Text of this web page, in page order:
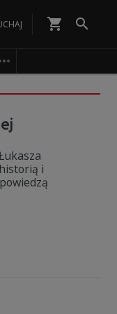
shopping_cart 
i